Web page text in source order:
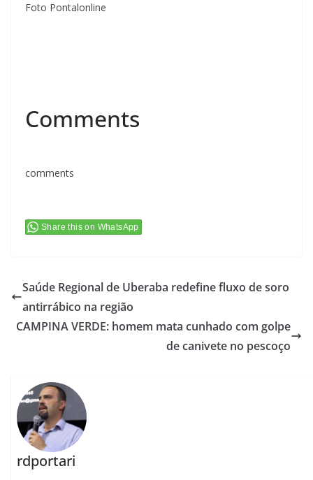
Foto Pontalonline
Comments
comments
Share this on WhatsApp
Saúde Regional de Uberaba redefine fluxo de soro
antirrábico na região
CAMPINA VERDE: homem mata cunhado com golpe
de canivete no pescoço
rdportari